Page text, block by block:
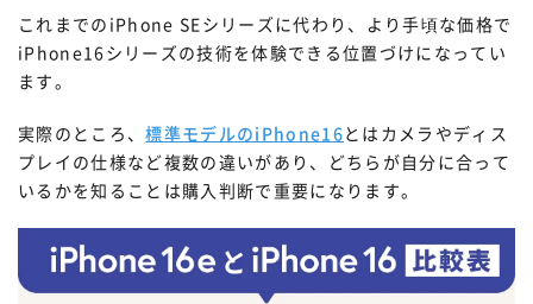
これまでのiPhone SEシリーズに代わり、より手頃な価格で
iPhone16シリーズの技術を体験できる位置づけになってい
ます。
実際のところ、標準モデルのiPhone16とはカメラやディス
プレイの仕様など複数の違いがあり、どちらが自分に合って
いるかを知ることは購入判断で重要になります。